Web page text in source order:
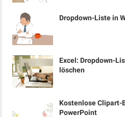
Dropdown-Liste in
Excel: Dropdown-
löschen
Kostenlose Clipart-
PowerPoint